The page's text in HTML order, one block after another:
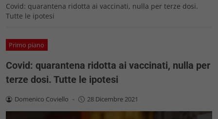
Covid: quarantena ridotta ai vaccinati, nulla per terze dosi.
Tutte le ipotesi
Primo piano
Covid: quarantena ridotta ai vaccinati, nulla per
terze dosi. Tutte le ipotesi
Domenico Coviello - 28 Dicembre 2021